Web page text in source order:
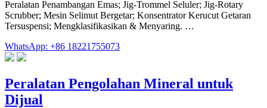
Peralatan Penambangan Emas; Jig-Trommel Seluler; Jig-Rotary
Scrubber; Mesin Selimut Bergetar; Konsentrator Kerucut Getaran
Tersuspensi; Mengklasifikasikan & Menyaring. …
WhatsApp: +86 18221755073
Peralatan Pengolahan Mineral untuk
Dijual